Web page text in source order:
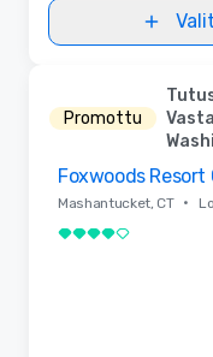
Promottu
Removed from
Foxwoods Resort
Mashantucket, CT •
4 / 5